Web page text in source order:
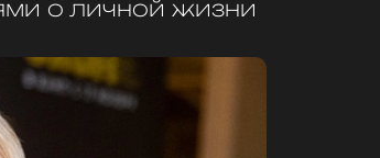
о личной жизни